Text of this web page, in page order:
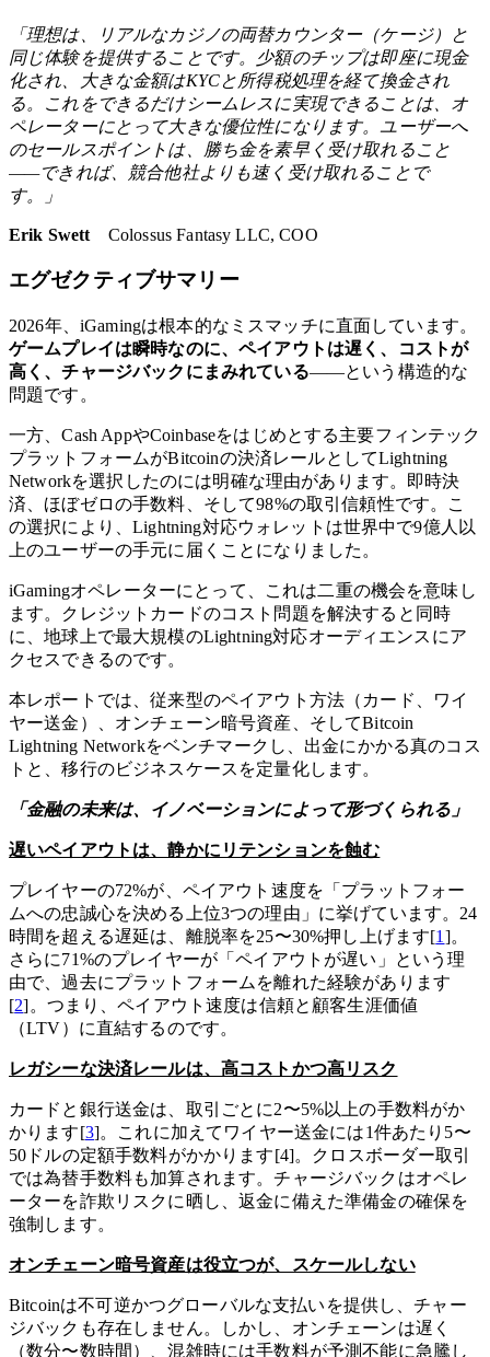
「理想は、リアルなカジノの両替カウンター（ケージ）と
同じ体験を提供することです。少額のチップは即座に現金
化され、大きな金額はKYCと所得税処理を経て換金され
る。これをできるだけシームレスに実現できることは、オ
ペレーターにとって大きな優位性になります。ユーザーへ
のセールスポイントは、勝ち金を素早く受け取れること
——できれば、競合他社よりも速く受け取れることで
す。」
Erik Swett Colossus Fantasy LLC, COO
エグゼクティブサマリー
2026年、iGamingは根本的なミスマッチに直面しています。
ゲームプレイは瞬時なのに、ペイアウトは遅く、コストが
高く、チャージバックにまみれている——という構造的な
問題です。
一方、Cash AppやCoinbaseをはじめとする主要フィンテック
プラットフォームがBitcoinの決済レールとしてLightning
Networkを選択したのには明確な理由があります。即時決
済、ほぼゼロの手数料、そして98%の取引信頼性です。こ
の選択により、Lightning対応ウォレットは世界中で9億人以
上のユーザーの手元に届くことになりました。
iGamingオペレーターにとって、これは二重の機会を意味し
ます。クレジットカードのコスト問題を解決すると同時
に、地球上で最大規模のLightning対応オーディエンスにア
クセスできるのです。
本レポートでは、従来型のペイアウト方法（カード、ワイ
ヤー送金）、オンチェーン暗号資産、そしてBitcoin
Lightning Networkをベンチマークし、出金にかかる真のコス
トと、移行のビジネスケースを定量化します。
「金融の未来は、イノベーションによって形づくられる」
遅いペイアウトは、静かにリテンションを蝕む
プレイヤーの72%が、ペイアウト速度を「プラットフォー
ムへの忠誠心を決める上位3つの理由」に挙げています。24
時間を超える遅延は、離脱率を25〜30%押し上げます[1 ]。
さらに71%のプレイヤーが「ペイアウトが遅い」という理
由で、過去にプラットフォームを離れた経験があります
[2]。つまり、ペイアウト速度は信頼と顧客生涯価値
（LTV）に直結するのです。
レガシーな決済レールは、高コストかつ高リスク
カードと銀行送金は、取引ごとに2〜5%以上の手数料がか
かります[3]。これに加えてワイヤー送金には1件あたり5〜
50ドルの定額手数料がかかります[4]。クロスボーダー取引
では為替手数料も加算されます。チャージバックはオペレ
ーターを詐欺リスクに晒し、返金に備えた準備金の確保を
強制します。
オンチェーン暗号資産は役立つが、スケールしない
Bitcoinは不可逆かつグローバルな支払いを提供し、チャー
ジバックも存在しません。しかし、オンチェーンは遅く
（数分〜数時間）、混雑時には手数料が予測不能に急騰し